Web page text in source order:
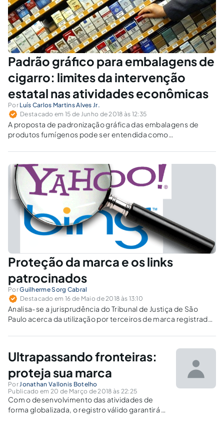
Padrão gráfico para embalagens de
cigarro: limites da intervenção
estatal nas atividades econômicas
Por Luís Carlos Martins Alves Jr.
Destacado em 15 de Junho de 2018 às 12:35
A proposta de padronização gráfica das embalagens de
produtos fumígenos pode ser entendida como
propaganda e publicidade constitucionalmente autorizadas
não viabilizam a supressão do direito de uso e de
propriedade das marcas.
Proteção da marca e os links
patrocinados
PorGuilherme Sorg Cabral
Destacado em 16 de Maio de 2018 às 13:10
Analisa-se a jurisprudência do Tribunal de Justiça de São
Paulo acerca da utilização por terceiros de marca registrada
patrocinados.
Ultrapassando fronteiras:
proteja sua marca
Por Jonathan Vallonis Botelho
Publicado em 20 de Março de 2018 às 22:25
Com o desenvolvimento das atividades de
forma globalizada, o registro válido garantirá a